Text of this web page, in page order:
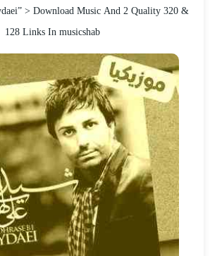
> Download Music And 2 Quality 320 &
128 Links In musicshab